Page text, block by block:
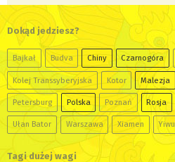
Dokąd jedziesz?
Bajkał Budva Chiny Czarnogóra
Kolej Transsyberyjska Kotor Malezja
Petersburg Polska Poznań Rosja
Ułan Bator Warszawa Xiamen Yiwu
Tagi dużej wagi